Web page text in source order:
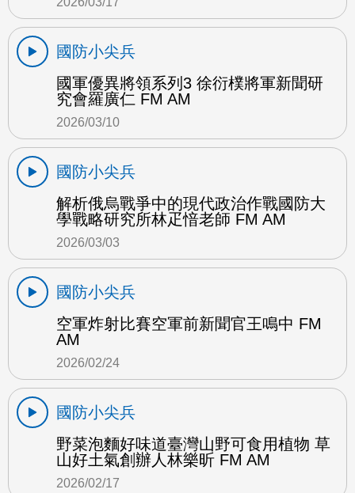
國防小尖兵
國軍優異將領系列3 徐衍樸將軍新聞研
究會羅廣仁 FM AM
2026/03/10
國防小尖兵
解析俄烏戰爭中的現代政治作戰國防大
學戰略研究所林疋愔老師 FM AM
2026/03/03
國防小尖兵
空軍炸射比賽空軍前新聞官王鳴中 FM
AM
2026/02/24
國防小尖兵
野菜泡麵好味道臺灣山野可食用植物 草
山好土氣創辦人林樂昕 FM AM
2026/02/17